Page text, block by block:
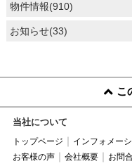
物件情報(910)
お知らせ(33)
こ
当社について
トップページ インフォメー
お客様の声
会社概要 お問